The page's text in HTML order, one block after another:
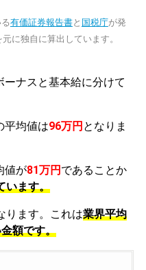
有価証券報告書と 国税庁が発
元に独自に算出しています。
ナスと基本給に分けて
平均値は96万円 となりま
値が81万円 であることか
います。
ります。これは業界平均
額です。